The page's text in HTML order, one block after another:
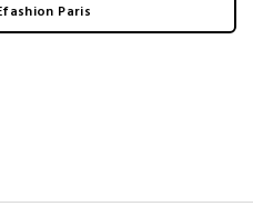
Paris